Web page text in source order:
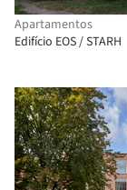
Apartamentos
Edifício EOS / STARH